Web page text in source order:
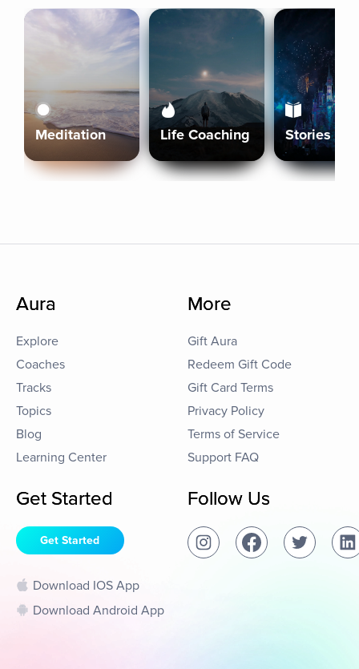
Meditation Life Coaching Stories
Aura
Explore
Coaches
Tracks
Topics
Blog
Learning Center
More
Gift Aura
Redeem Gift Code
Gift Card Terms
Privacy Policy
Terms of Service
Support FAQ
Get Started
Get Started
Download IOS App
Download Android App
Follow Us